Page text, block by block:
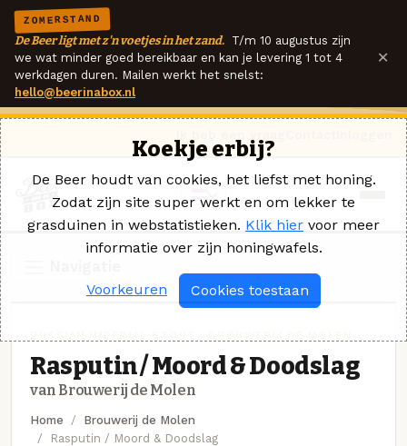
ZOMERSTAND
De Beer ligt met z'n voetjes in het zand. T/m 10 augustus zijn
we wat minder goed bereikbaar en kan je levering 1 tot 4
werkdagen duren. Mailen werkt het snelst:
hello@beerinabox.nl
×
Rasputin / Moord & Doodslag
van Brouwerij de Molen
Home
Brouwerij de Molen
Rasputin / Moord & Doodslag
Koekje erbij?
De Beer houdt van cookies, het liefst met honing.
Zodat zijn site super werkt en om lekker te
grasduinen in webstatistieken. Klik hier voor meer
informatie over zijn honingwafels.
Voorkeuren Cookies toestaan